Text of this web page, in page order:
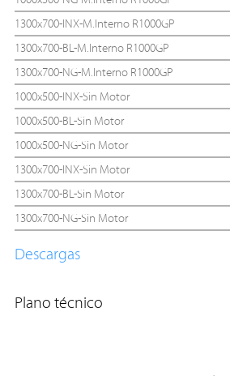
1300x700-INX-M.Interno R1000GP
1300x700-BL-M.Interno R1000GP
1300x700-NG-M.Interno R1000GP
1000x500-INX-Sin Motor
1000x500-BL-Sin Motor
1000x500-NG-Sin Motor
1300x700-INX-Sin Motor
1300x700-BL-Sin Motor
1300x700-NG-Sin Motor
Descargas
Plano técnico